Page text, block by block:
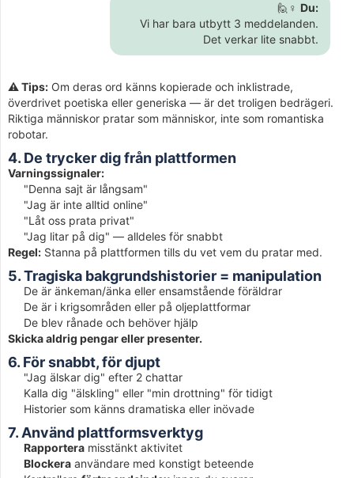
🙋♀️ Du:
Vi har bara utbytt 3 meddelanden.
Det verkar lite snabbt.
⚠️ Tips: Om deras ord känns kopierade och inklistrade,
överdrivet poetiska eller generiska — är det troligen bedrägeri.
Riktiga människor pratar som människor, inte som romantiska
robotar.
4. De trycker dig från plattformen
Varningssignaler:
"Denna sajt är långsam"
"Jag är inte alltid online"
"Låt oss prata privat"
"Jag litar på dig" — alldeles för snabbt
Regel: Stanna på plattformen tills du vet vem du pratar med.
5. Tragiska bakgrundshistorier = manipulation
De är änkeman/änka eller ensamstående föräldrar
De är i krigsområden eller på oljeplattformar
De blev rånade och behöver hjälp
Skicka aldrig pengar eller presenter.
6. För snabbt, för djupt
"Jag älskar dig" efter 2 chattar
Kalla dig "älskling" eller "min drottning" för tidigt
Historier som känns dramatiska eller inövade
7. Använd plattformsverktyg
Rapportera misstänkt aktivitet
Blockera användare med konstigt beteende